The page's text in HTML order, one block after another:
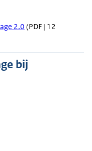
2.0 (PDF | 12
bij